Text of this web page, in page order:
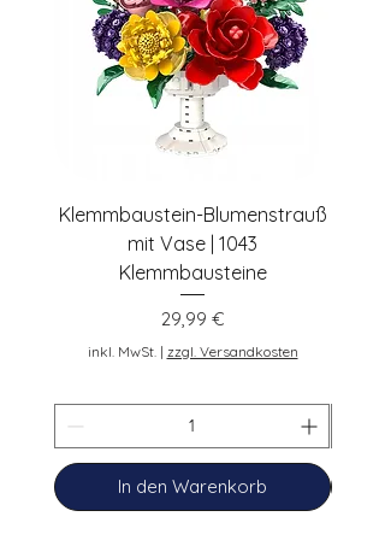
Klemmbaustein-Blumenstrauß
mit Vase | 1043
Klemmbausteine
Preis
29,99 €
inkl. MwSt.| zzgl. Versandkosten
In den Warenkorb